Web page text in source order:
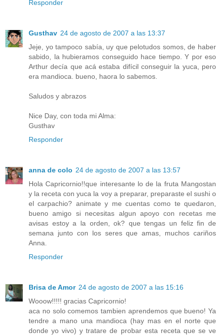
Responder
Gusthav 24 de agosto de 2007 a las 13:37
Jeje, yo tampoco sabía, uy que pelotudos somos, de haber
sabido, la hubieramos conseguido hace tiempo. Y por eso
Arthur decía que acá estaba difícil conseguir la yuca, pero
era mandioca. bueno, haora lo sabemos.
Saludos y abrazos
Nice Day, con toda mi Alma:
Gusthav
Responder
anna de colo 24 de agosto de 2007 a las 13:57
Hola Capricornio!!que interesante lo de la fruta Mangostan
y la receta con yuca la voy a preparar, preparaste el sushi o
el carpachio? animate y me cuentas como te quedaron,
bueno amigo si necesitas algun apoyo con recetas me
avisas estoy a la orden, ok? que tengas un feliz fin de
semana junto con los seres que amas, muchos cariños
Anna.
Responder
Brisa de Amor 24 de agosto de 2007 a las 15:16
Wooow!!!!! gracias Capricornio!
aca no solo comemos tambien aprendemos que bueno! Ya
tendre a mano una mandioca (hay mas en el norte que
donde yo vivo) y tratare de probar esta receta que se ve